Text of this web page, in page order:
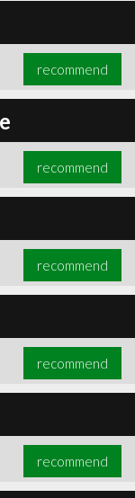
recommend
recommend
recommend
recommend
recommend